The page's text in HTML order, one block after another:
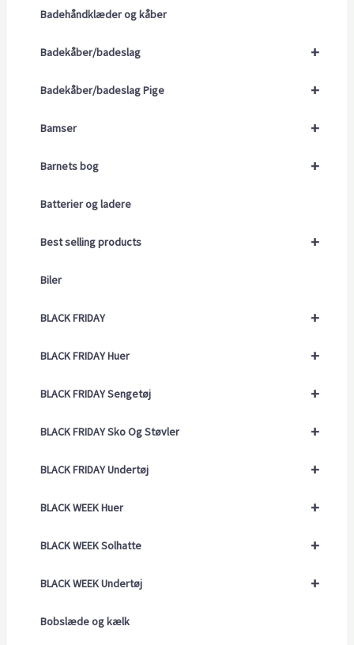
Badehåndklæder og kåber
+
Badekåber/badeslag
+
Badekåber/badeslag Pige
+
Bamser
+
Barnets bog
Batterier og ladere
+
Best selling products
Biler
+
BLACK FRIDAY
+
BLACK FRIDAY Huer
+
BLACK FRIDAY Sengetøj
+
BLACK FRIDAY Sko Og Støvler
+
BLACK FRIDAY Undertøj
+
BLACK WEEK Huer
+
BLACK WEEK Solhatte
+
BLACK WEEK Undertøj
Bobslæde og kælk